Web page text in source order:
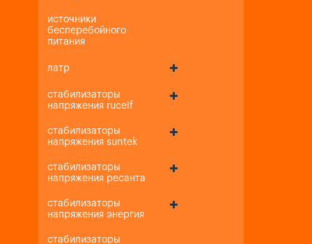
источники
бесперебойного
питания
латр
стабилизаторы
напряжения rucelf
стабилизаторы
напряжения suntek
стабилизаторы
напряжения ресанта
стабилизаторы
напряжения энергия
стабилизаторы